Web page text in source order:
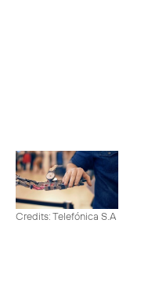
Credits: Telefónica S.A